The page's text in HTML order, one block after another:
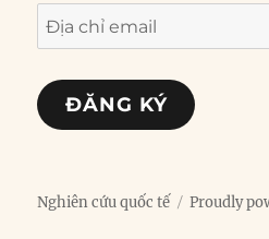
Địa
chỉ
email
ĐĂNG KÝ
Nghiên cứu quốc tế Proudly